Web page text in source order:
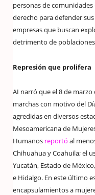
personas de
derecho para defender
empresas que buscan
detrimento de
Represión que prolifera
AI narró que el 8 de
marchas con motivo del
agredidas en diversos
Mesoamericana de
Humanos reportó al
Chihuahua y Coahuila; el
Yucatán, Estado de
e Hidalgo. En este último
encapsulamientos a